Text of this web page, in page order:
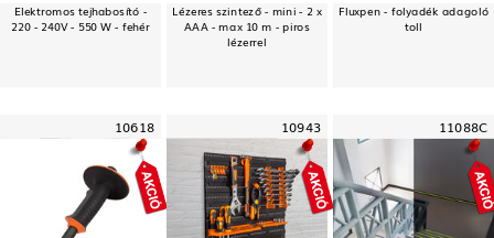
Elektromos tejhabosító -
220 - 240V - 550 W - fehér
Lézeres szintező - mini - 2 x
AAA - max 10 m - piros
lézerrel
Fluxpen - folyadék adagoló
toll
10618 10943 11088C